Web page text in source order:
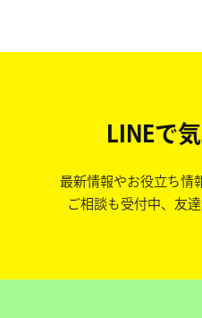
LINEで
最新情報やお役立ち情
ご相談も受付中、友